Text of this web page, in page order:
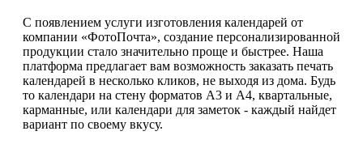
С появлением услуги изготовления календарей от
компании «ФотоПочта», создание персонализированной
продукции стало значительно проще и быстрее. Наша
платформа предлагает вам возможность заказать печать
календарей в несколько кликов, не выходя из дома. Будь
то календари на стену форматов А3 и А4, квартальные,
карманные, или календари для заметок - каждый найдет
вариант по своему вкусу.